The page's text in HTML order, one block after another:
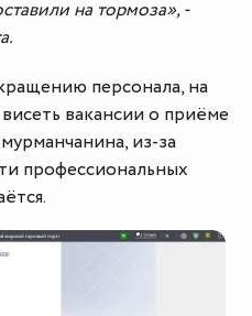
на тормоза», -
персонала, на
вакансии о приёме
из-за
профессиональных